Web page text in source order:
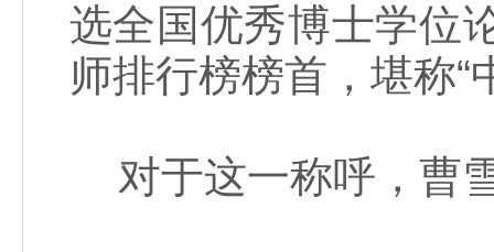
选全国优秀博士学位
师排行榜榜首，堪称“
对于这一称呼，曹